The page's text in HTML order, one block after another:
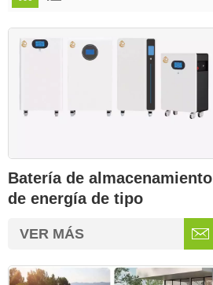
Batería de almacenamiento
de energía de tipo
VER MÁS